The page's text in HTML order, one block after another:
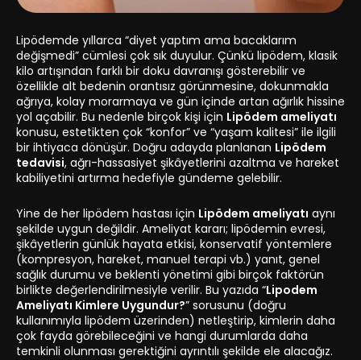
Lipödemde yıllarca “diyet yaptım ama bacaklarım
değişmedi” cümlesi çok sık duyulur. Çünkü lipödem, klasik
kilo artışından farklı bir doku davranışı gösterebilir ve
özellikle alt bedenin orantısız görünmesine, dokunmakla
ağrıya, kolay morarmaya ve gün içinde artan ağırlık hissine
yol açabilir. Bu nedenle birçok kişi için Lipödem ameliyatı
konusu, estetikten çok “konfor” ve “yaşam kalitesi” ile ilgili
bir ihtiyaca dönüşür. Doğru adayda planlanan Lipödem
tedavisi, ağrı-hassasiyet şikâyetlerini azaltma ve hareket
kabiliyetini artırma hedefiyle gündeme gelebilir.
Yine de her lipödem hastası için Lipödem ameliyatı aynı
şekilde uygun değildir. Ameliyat kararı; lipödemin evresi,
şikâyetlerin günlük hayata etkisi, konservatif yöntemlere
(kompresyon, hareket, manuel terapi vb.) yanıt, genel
sağlık durumu ve beklenti yönetimi gibi birçok faktörün
birlikte değerlendirilmesiyle verilir. Bu yazıda “Lipodem
Ameliyatı Kimlere Uygundur?” sorusunu (doğru
kullanımıyla lipödem üzerinden) netleştirip, kimlerin daha
çok fayda görebileceğini ve hangi durumlarda daha
temkinli olunması gerektiğini ayrıntılı şekilde ele alacağız.